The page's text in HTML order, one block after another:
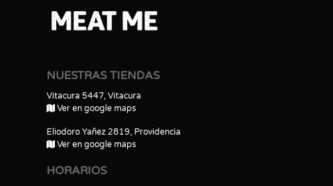
NUESTRAS TIENDAS
Vitacura 5447, Vitacura
Ver en google maps
Eliodoro Yañez 2819, Providencia
Ver en google maps
HORARIOS